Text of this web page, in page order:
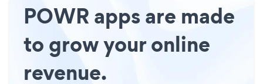
POWR apps are made
to grow your online
revenue.